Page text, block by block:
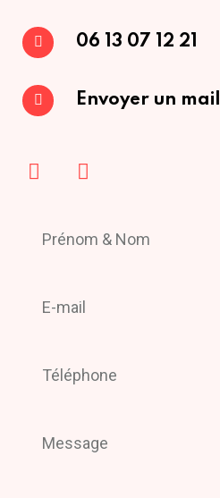
06 13 07 12 21
Envoyer un mail